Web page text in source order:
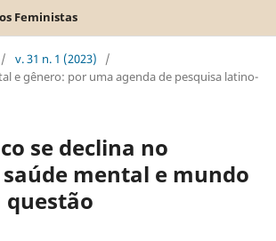
Feministas
/ v. 31 n. 1 (2023)
/
e gênero: por uma agenda de pesquisa latino-
se declina no
mental e mundo